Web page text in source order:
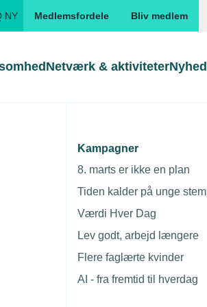
NY Medlemsfordele Bliv medlem
Gå direkte til
Skabeloner og kontrakter
Beregn opsigelsesvarsel
Gå direkte til
Skabeloner
TEKNIQ app
Netværk & aktiviteter
Kampagner
8. marts er ikke en plan
Tiden kalder på unge
Værdi Hver Dag
Lev godt, arbejd længere
Flere faglærte kvinder
AI - fra fremtid til hverdag
sælger